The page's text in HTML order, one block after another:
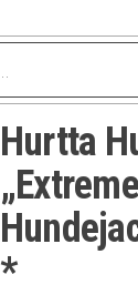
Hurtta
*